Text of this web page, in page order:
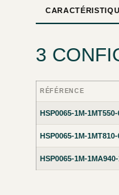
3
RÉFÉRENCE
HSP0065-1M-1MT550-
HSP0065-1M-1MT810-
HSP0065-1M-